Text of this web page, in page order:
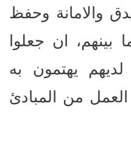
والامانة وحفظ
بينهم، ان جعلوا
يهتمون به
من المبادئ